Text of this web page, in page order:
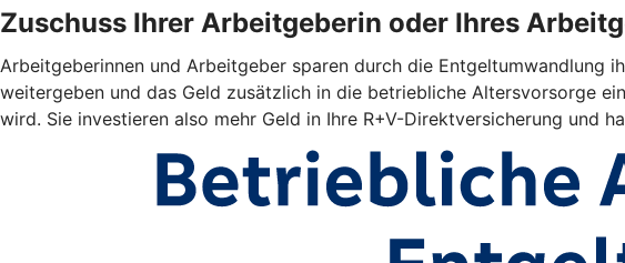
Zuschuss Ihrer Arbeitgeberin oder Ihres
Arbeitgeberinnen und Arbeitgeber sparen durch die Entgeltumwandlung
weitergeben und das Geld zusätzlich in die betriebliche Altersvorsorge
wird. Sie investieren also mehr Geld in Ihre R+V-Direktversicherung und